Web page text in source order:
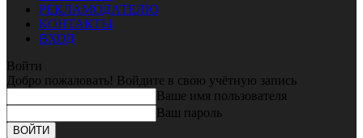
РЕКЛАМОДАТЕЛЮ
КОНТАКТЫ
ВХОД
Войти
Добро пожаловать! Войдите в свою учётную запись
Ваше имя пользователя
Ваш пароль